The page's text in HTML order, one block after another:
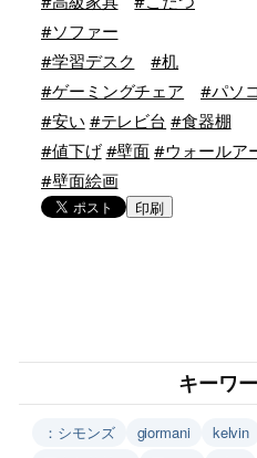
#ソファー
#学習デスク
#机
#ゲーミングチェア
#パソ
#安い #テレビ台 #食器棚
#値下げ #壁面 #ウォールア
#壁面絵画
印刷
キーワ
：シモンズ giormani kelvin